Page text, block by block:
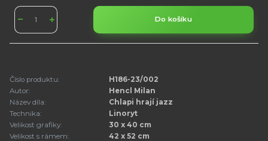
Do košíku
Číslo produktu:
H186-23/002
Autor:
Hencl Milan
Název díla:
Chlapi hrají jazz
Technika:
Linoryt
Velikost grafiky:
30 x 40 cm
Velikost s rámem:
42 x 52 cm